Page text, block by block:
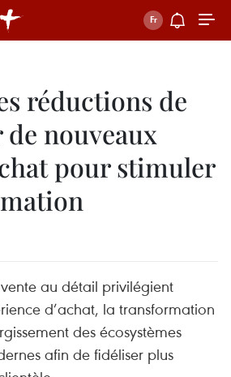
réductions de
nouveaux
pour stimuler
au détail privilégient
d’achat, la transformation
des écosystèmes
afin de fidéliser plus